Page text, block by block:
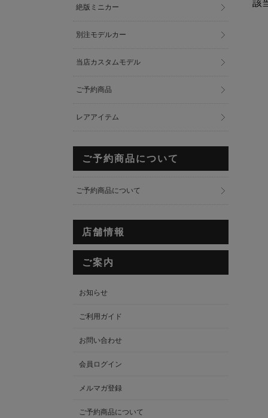
該
絶版ミニカー
別注モデルカー
当店カスタムモデル
ご予約商品
レアアイテム
ご予約商品について
ご予約商品について
店舗情報
ご案内
お知らせ
ご利用ガイド
お問い合わせ
会員ログイン
メルマガ登録
ご予約商品について